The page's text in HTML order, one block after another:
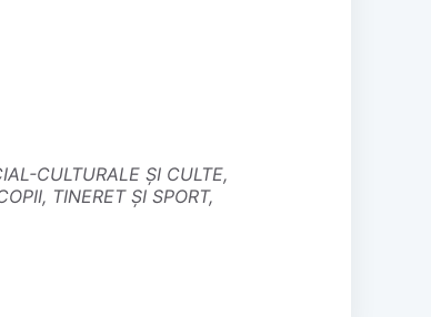
TINERET ȘI SPORT,